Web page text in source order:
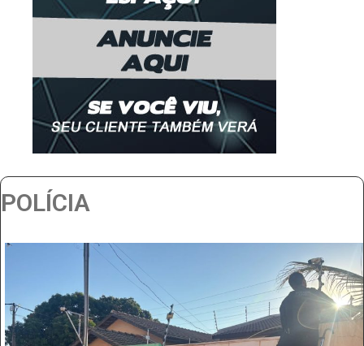
POLÍCIA